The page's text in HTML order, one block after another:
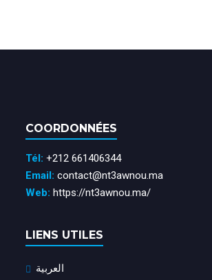
COORDONNÉES
Tél: +212 661406344
Email: contact@nt3awnou.ma
Web: https://nt3awnou.ma/
LIENS UTILES
العربية